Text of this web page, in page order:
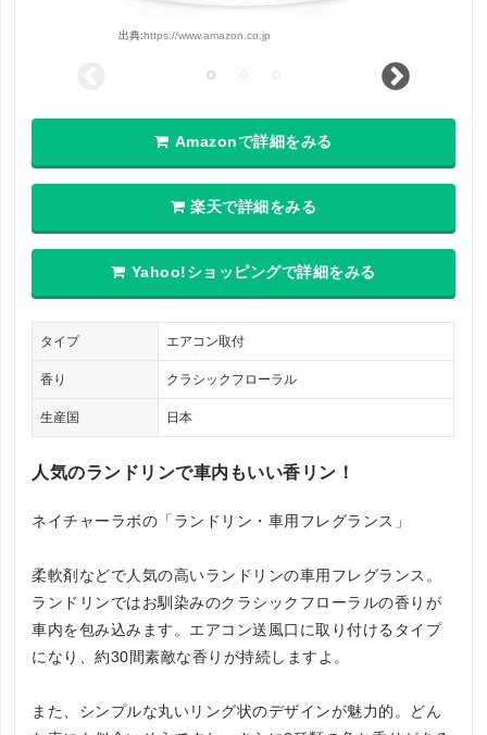
出典: https://www.amazon.co.jp
Amazonで詳細をみる
楽天で詳細をみる
Yahoo!ショッピングで詳細をみる
タイプ エアコン取付
香り クラシックフローラル
生産国 日本
人気のランドリンで車内もいい香リン！
ネイチャーラボの「ランドリン・車用フレグランス」
柔軟剤などで人気の高いランドリンの車用フレグランス。
ランドリンではお馴染みのクラシックフローラルの香りが
車内を包み込みます。エアコン送風口に取り付けるタイプ
になり、約30間素敵な香りが持続しますよ。
また、シンプルな丸いリング状のデザインが魅力的。どん